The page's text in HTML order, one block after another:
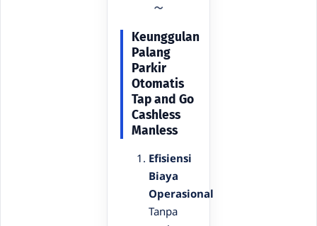
Keunggulan
Palang
Parkir
Otomatis
Tap and Go
Cashless
Manless
Efisiensi
Biaya
Operasional
Tanpa